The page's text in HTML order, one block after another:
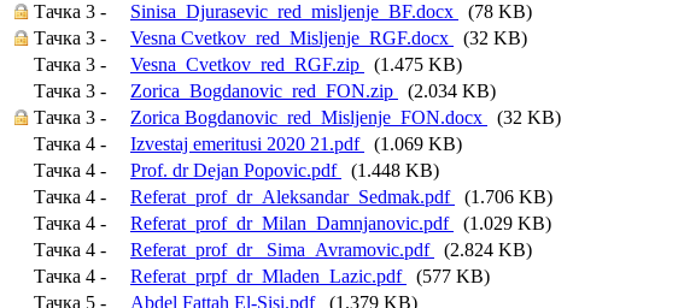
Тачка 3 -
Sinisa_Djurasevic_red_misljenje_BF.docx
(78 KB)
Тачка 3 -
Vesna Cvetkov_red_Misljenje_RGF.docx
(32 KB)
Тачка 3 -
Vesna_Cvetkov_red_RGF.zip
(1.475 KB)
Тачка 3 -
Zorica_Bogdanovic_red_FON.zip
(2.034 KB)
Тачка 3 -
Zorica Bogdanovic_red_Misljenje_FON.docx
(32 KB)
Тачка 4 -
Izvestaj emeritusi 2020 21.pdf
(1.069 KB)
Тачка 4 -
Prof. dr Dejan Popovic.pdf
(1.448 KB)
Тачка 4 -
Referat_prof_dr_Aleksandar_Sedmak.pdf
(1.706 KB)
Тачка 4 -
Referat_prof_dr_Milan_Damnjanovic.pdf
(1.029 KB)
Тачка 4 -
Referat_prof_dr_ Sima_Avramovic.pdf
(2.824 KB)
Тачка 4 -
Referat_prpf_dr_Mladen_Lazic.pdf
(577 KB)
Тачка 5 -
Abdel Fattah El-Sisi.pdf
(1.379 KB)